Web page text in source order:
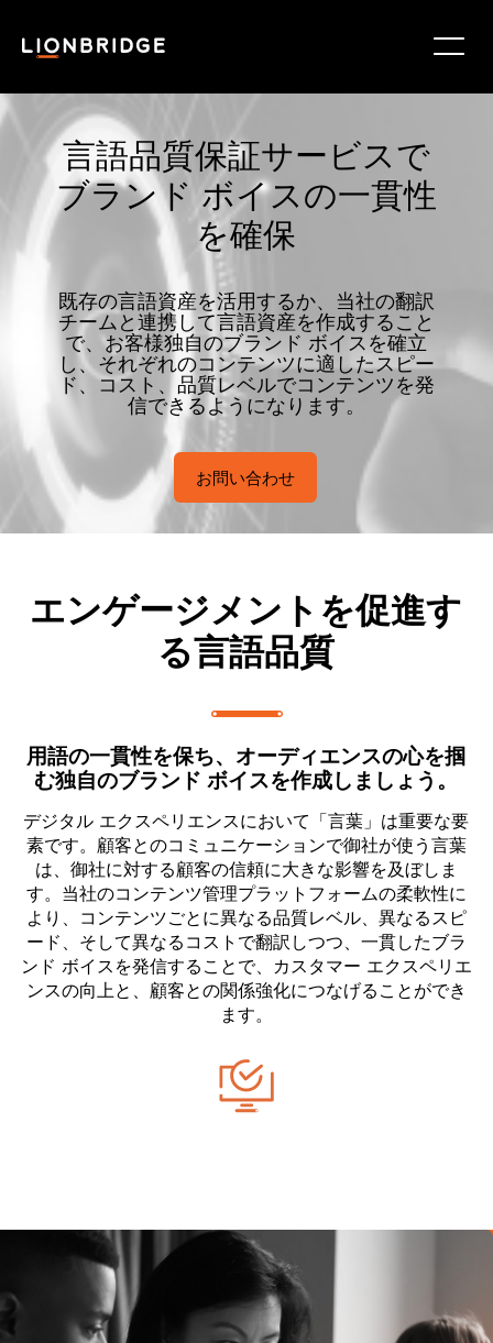
言語品質保証サービスで
ブランド ボイスの一貫性
を確保
既存の言語資産を活用するか、当社の翻訳
チームと連携して言語資産を作成すること
で、お客様独自のブランド ボイスを確立
し、それぞれのコンテンツに適したスピー
ド、コスト、品質レベルでコンテンツを発
信できるようになります。
お問い合わせ
エンゲージメントを促進す
る言語品質
用語の一貫性を保ち、オーディエンスの心を掴
む独自のブランド ボイスを作成しましょう。
デジタル エクスペリエンスにおいて「言葉」は重要な要
素です。顧客とのコミュニケーションで御社が使う言葉
は、御社に対する顧客の信頼に大きな影響を及ぼしま
す。当社のコンテンツ管理プラットフォームの柔軟性に
より、コンテンツごとに異なる品質レベル、異なるスピ
ード、そして異なるコストで翻訳しつつ、一貫したブラ
ンド ボイスを発信することで、カスタマー エクスペリエ
ンスの向上と、顧客との関係強化につなげることができ
ます。